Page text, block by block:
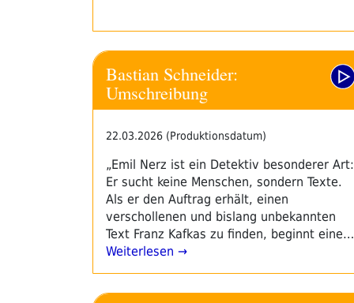
Bastian Schneider:
Umschreibung
22.03.2026 (Produktionsdatum)
„Emil Nerz ist ein Detektiv besonderer Art:
Er sucht keine Menschen, sondern Texte.
Als er den Auftrag erhält, einen
verschollenen und bislang unbekannten
Text Franz Kafkas zu finden, beginnt eine…
Weiterlesen →